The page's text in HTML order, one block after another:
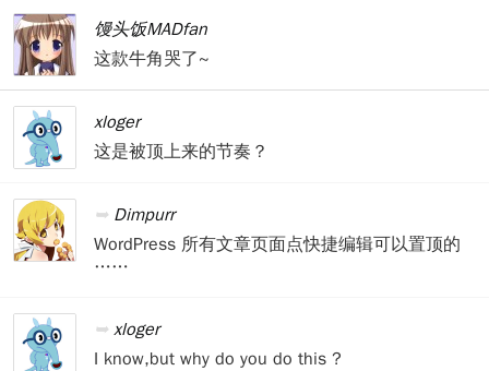
馒头饭MADfan
这款牛角哭了~
xloger
这是被顶上来的节奏？
Dimpurr
WordPress 所有文章页面点快捷编辑可以置顶的
……
xloger
I know,but why do you do this ?